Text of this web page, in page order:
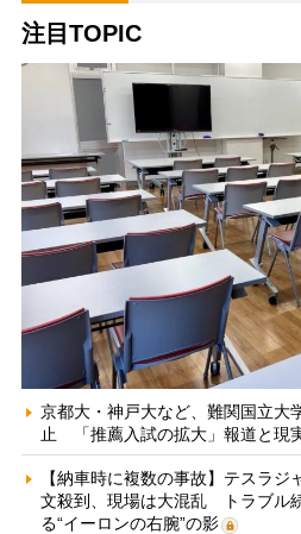
注目TOPIC
京都大・神戸大など、難関国立大
止 「推薦入試の拡大」報道と現
【納車時に複数の事故】テスラジ
文殺到、現場は大混乱 トラブル
る“イーロンの右腕”の影